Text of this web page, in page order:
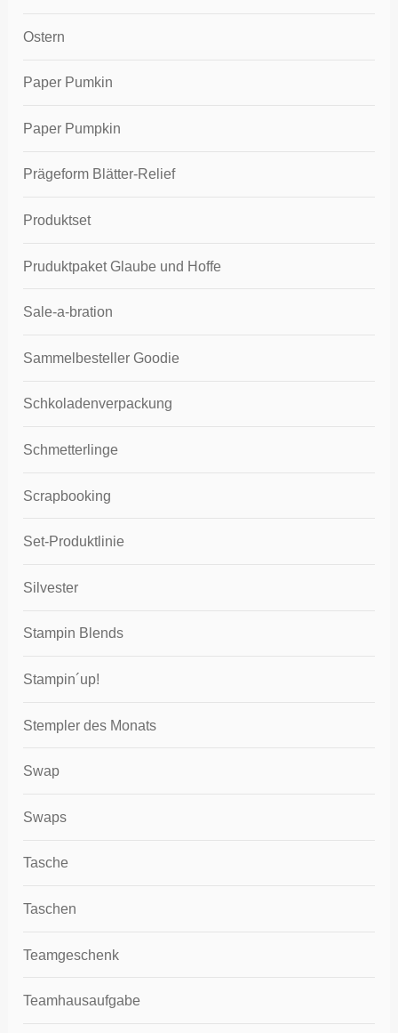
Ostern
Paper Pumkin
Paper Pumpkin
Prägeform Blätter-Relief
Produktset
Pruduktpaket Glaube und Hoffe
Sale-a-bration
Sammelbesteller Goodie
Schkoladenverpackung
Schmetterlinge
Scrapbooking
Set-Produktlinie
Silvester
Stampin Blends
Stampin´up!
Stempler des Monats
Swap
Swaps
Tasche
Taschen
Teamgeschenk
Teamhausaufgabe